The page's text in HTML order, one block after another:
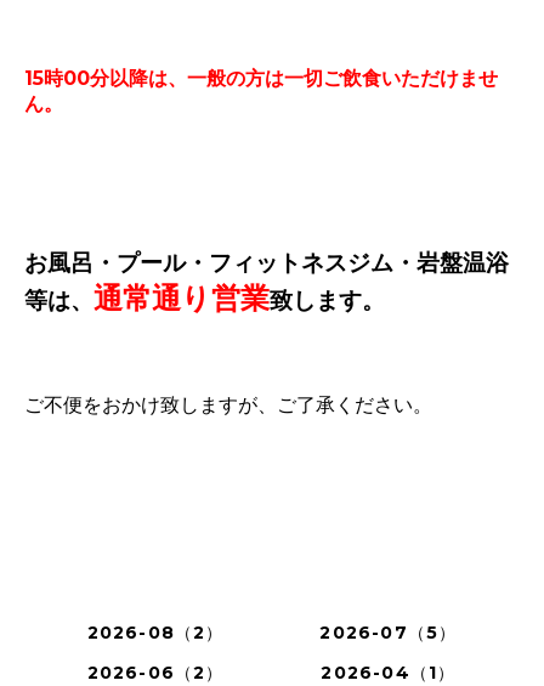
15時00分以降は、一般の方は一切ご飲食いただけませ
ん。
お風呂・プール・フィットネスジム・岩盤温浴
等は、 通常通り 営業致します。
ご不便をおかけ致しますが、ご了承ください。
2026-08（2）
2026-07（5）
2026-06（2）
2026-04（1）